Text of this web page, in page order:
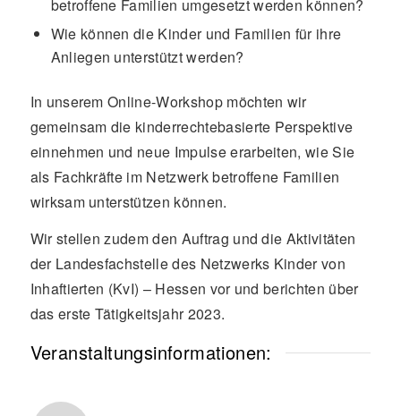
betroffene Familien umgesetzt werden können?
Wie können die Kinder und Familien für ihre
Anliegen unterstützt werden?
In unserem Online-Workshop möchten wir
gemeinsam die kinderrechtebasierte Perspektive
einnehmen und neue Impulse erarbeiten, wie Sie
als Fachkräfte im Netzwerk betroffene Familien
wirksam unterstützen können.
Wir stellen zudem den Auftrag und die Aktivitäten
der Landesfachstelle des Netzwerks Kinder von
Inhaftierten (KvI) – Hessen vor und berichten über
das erste Tätigkeitsjahr 2023.
Veranstaltungsinformationen: